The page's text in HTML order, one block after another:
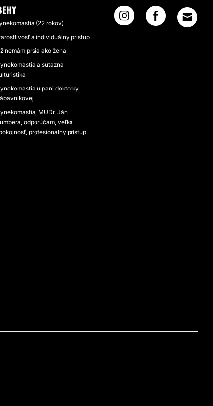
(22 rokov)
a individuálny prístup
nemám prsia ako žena
a sutazna
u pani doktorky
MUDr. Ján
odporúčam, veľká
profesionálny prístup